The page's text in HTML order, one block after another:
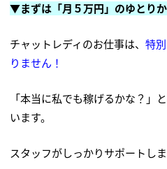
▼まずは「月５万円」のゆとり
チャットレディのお仕事は、特
りません！
「本当に私でも稼げるかな？」
います。
スタッフがしっかりサポートし